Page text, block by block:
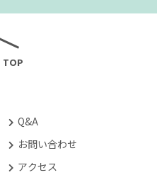
TOP
Q&A
お問い合わせ
アクセス